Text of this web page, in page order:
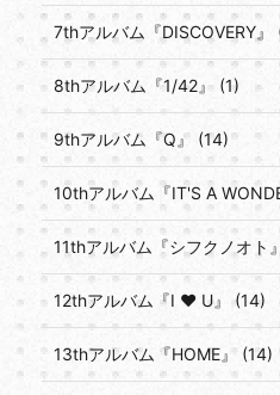
7thアルバム『DISCOVERY』
8thアルバム『1/42』 (1)
9thアルバム『Q』 (14)
10thアルバム『IT'S A
11thアルバム『シフクノオト
12thアルバム『I ♥ U』 (14)
13thアルバム『HOME』 (14)